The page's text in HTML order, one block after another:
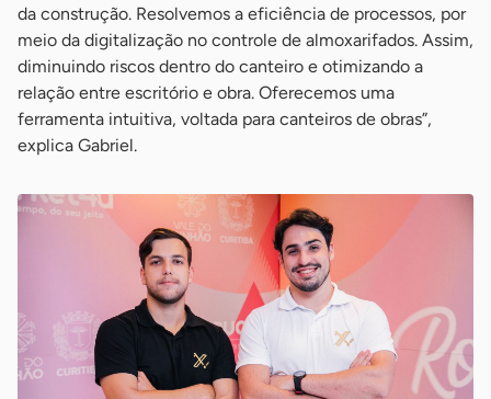
da construção. Resolvemos a eficiência de processos, por
meio da digitalização no controle de almoxarifados. Assim,
diminuindo riscos dentro do canteiro e otimizando a
relação entre escritório e obra. Oferecemos uma
ferramenta intuitiva, voltada para canteiros de obras”,
explica Gabriel.